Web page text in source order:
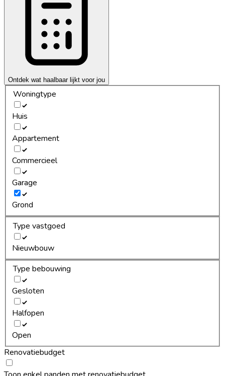
Ontdek wat haalbaar lijkt voor jou
Woningtype
Huis
Appartement
Commercieel
Garage
Grond
Type vastgoed
Nieuwbouw
Type bebouwing
Gesloten
Halfopen
Open
Renovatiebudget